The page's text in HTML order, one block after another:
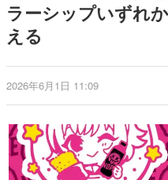
新世代に訊く
これからのデジタ
ゲーム世代の
ゲームに多大な影
日本のコンテン
画です。
日本モバイル
日本のモバイル
ルを網羅するほか
解説を掲載。約20
ラーシップいずれ
える
2026年6月1日 11:09